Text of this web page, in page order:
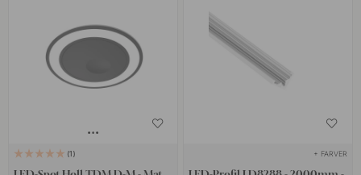
1 + FARVER